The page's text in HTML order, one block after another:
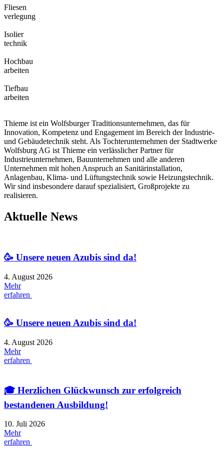
Fliesen
verlegung
Isolier
technik
Hochbau
arbeiten
Tiefbau
arbeiten
Thieme ist ein Wolfsburger Traditionsunternehmen, das für
Innovation, Kompetenz und Engagement im Bereich der Industrie-
und Gebäudetechnik steht. Als Tochterunternehmen der Stadtwerke
Wolfsburg AG ist Thieme ein verlässlicher Partner für
Industrieunternehmen, Bauunternehmen und alle anderen
Unternehmen mit hohen Anspruch an Sanitärinstallation,
Anlagenbau, Klima- und Lüftungstechnik sowie Heizungstechnik.
Wir sind insbesondere darauf spezialisiert, Großprojekte zu
realisieren.
Aktuelle News
🥳 Unsere neuen Azubis sind da!
4. August 2026
Mehr
erfahren
🥳 Unsere neuen Azubis sind da!
4. August 2026
Mehr
erfahren
🎓 Herzlichen Glückwunsch zur erfolgreich
bestandenen Ausbildung!
10. Juli 2026
Mehr
erfahren